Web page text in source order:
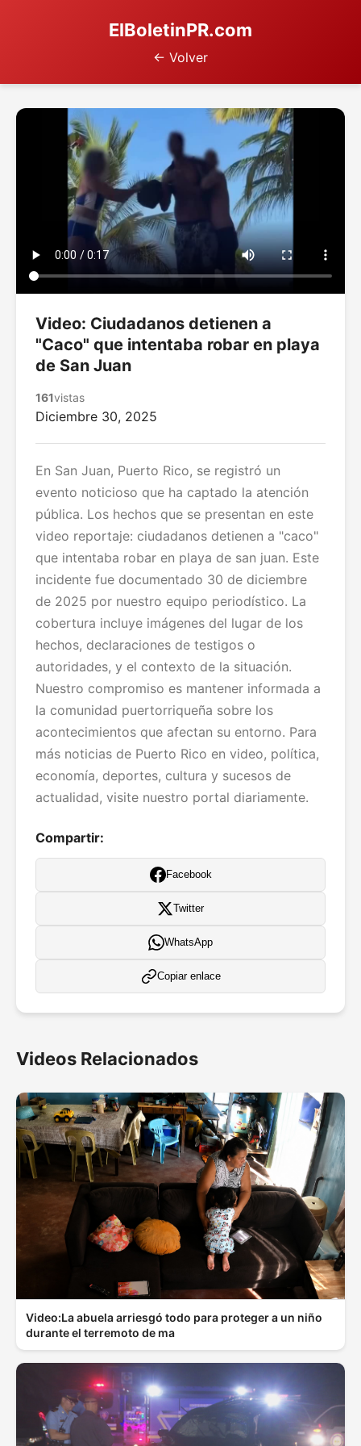
ElBoletinPR.com
← Volver
Video: Ciudadanos detienen a
"Caco" que intentaba robar en playa
de San Juan
161vistas
Diciembre 30, 2025
En San Juan, Puerto Rico, se registró un
evento noticioso que ha captado la atención
pública. Los hechos que se presentan en este
video reportaje: ciudadanos detienen a "caco"
que intentaba robar en playa de san juan. Este
incidente fue documentado 30 de diciembre
de 2025 por nuestro equipo periodístico. La
cobertura incluye imágenes del lugar de los
hechos, declaraciones de testigos o
autoridades, y el contexto de la situación.
Nuestro compromiso es mantener informada a
la comunidad puertorriqueña sobre los
acontecimientos que afectan su entorno. Para
más noticias de Puerto Rico en video, política,
economía, deportes, cultura y sucesos de
actualidad, visite nuestro portal diariamente.
Compartir:
Facebook
Twitter
WhatsApp
Copiar enlace
Videos Relacionados
Video:La abuela arriesgó todo para proteger a un niño
durante el terremoto de ma